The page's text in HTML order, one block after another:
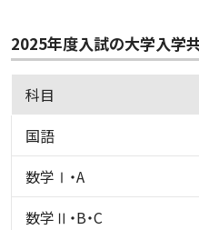
2025年度入試の大学入学
科目
国語
数学Ⅰ・A
数学Ⅱ・B・C